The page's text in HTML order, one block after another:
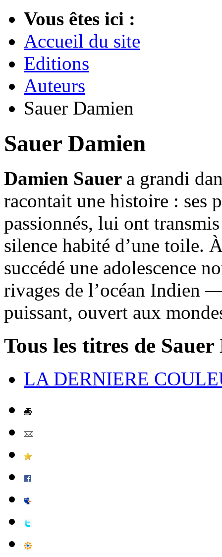
Vous êtes ici :
Accueil du site
Editions
Auteurs
Sauer Damien
Sauer Damien
Damien Sauer a grandi
racontait une histoire : ses
passionnés, lui ont
silence habité d’une toile.
succédé une adolescence
rivages de l’océan Indien
puissant, ouvert aux
Tous les titres de
LA DERNIERE